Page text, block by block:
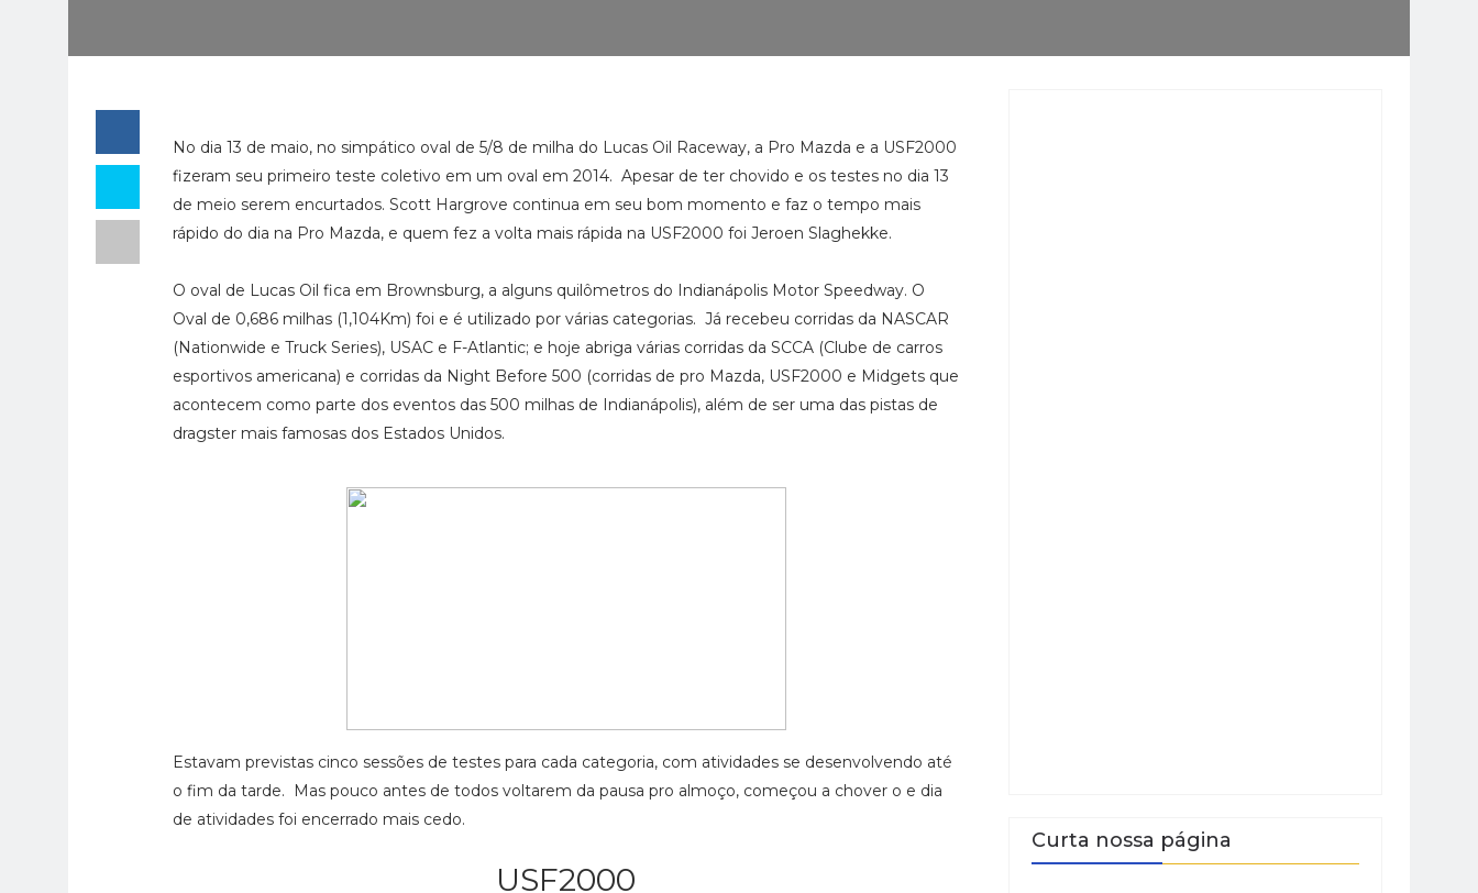
No dia 13 de maio, no simpático oval de 5/8 de milha do Lucas Oil Raceway, a Pro Mazda e a USF2000
fizeram seu primeiro teste coletivo em um oval em 2014. Apesar de ter chovido e os testes no dia 13
de meio serem encurtados. Scott Hargrove continua em seu bom momento e faz o tempo mais
rápido do dia na Pro Mazda, e quem fez a volta mais rápida na USF2000 foi Jeroen Slaghekke.
O oval de Lucas Oil fica em Brownsburg, a alguns quilômetros do Indianápolis Motor Speedway. O
Oval de 0,686 milhas (1,104Km) foi e é utilizado por várias categorias. Já recebeu corridas da NASCAR
(Nationwide e Truck Series), USAC e F-Atlantic; e hoje abriga várias corridas da SCCA (Clube de carros
esportivos americana) e corridas da Night Before 500 (corridas de pro Mazda, USF2000 e Midgets que
acontecem como parte dos eventos das 500 milhas de Indianápolis), além de ser uma das pistas de
dragster mais famosas dos Estados Unidos.
Estavam previstas cinco sessões de testes para cada categoria, com atividades se desenvolvendo até
o fim da tarde. Mas pouco antes de todos voltarem da pausa pro almoço, começou a chover o e dia
de atividades foi encerrado mais cedo.
USF2000
Curta nossa página